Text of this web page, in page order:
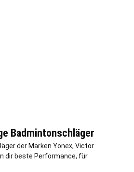
Badmintonschläger
der Marken Yonex, Victor
dir beste Performance, für